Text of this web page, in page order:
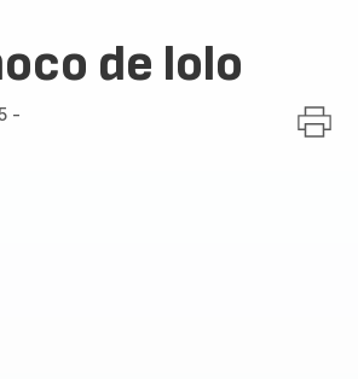
de lolo
-